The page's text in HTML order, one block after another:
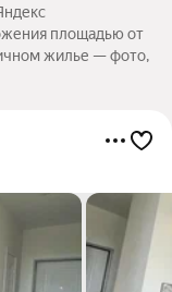
площадью от
жилье — фото,